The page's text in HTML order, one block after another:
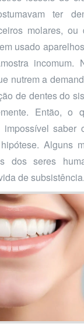
ter
molares, ou
usado
incomum.
nutrem a
de dentes do
Então, o
saber
Alguns
dos seres
de subsistência.